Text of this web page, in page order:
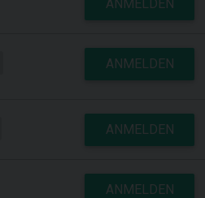
ANMELDEN
ANMELDEN
ANMELDEN
ANMELDEN